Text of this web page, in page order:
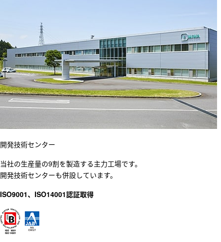
開発技術センター
当社の生産量の9割を製造する主力工場です。
開発技術センターも併設しています。
ISO9001、ISO14001認証取得